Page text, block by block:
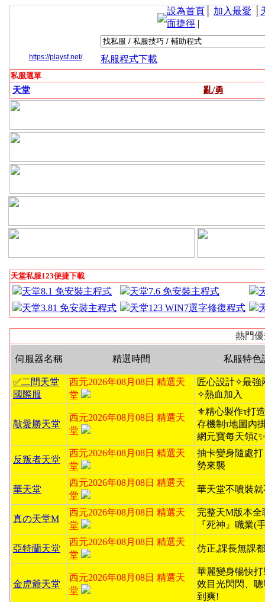
https://playsf.net/
設為首頁 加入最愛
面捷徑 |
私服程式下載
私服選單
天堂 亂/勇
天堂私服123便捷下載
天堂8.1 免安裝主程式 天堂7.6 免安裝主程式
天堂3.81 免安裝主程式
天堂123 WIN7選字修復程式
熱門
伺服器名稱 精選時間 私服特色
✅二間天堂
國際服
西元2026年08月08日 精選天
堂
匠心設計✧最強
✧熱血加入
敲愛勝天堂
西元2026年08月08日 精選天
堂
⚜️精心製作τ打
存機制τ地圖內
網元寶每天領ζ✨
反叛者天堂
西元2026年08月08日 精選天
堂
抽卡變身隨處
勢來襲
華天堂
西元2026年08月08日 精選天
堂
華天堂不噴裝
真の天堂M
西元2026年08月08日 精選天
堂
完整天M版本全
『死神』職業(
亞特蘭天堂
西元2026年08月08日 精選天
堂
仿正,課長無課
金虎爺天堂
西元2026年08月08日 精選天
堂
華麗變身暢快
效目光閃閃、
到爽!